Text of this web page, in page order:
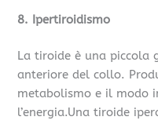
8. Ipertiroidismo
La tiroide è una piccola
anteriore del collo.
metabolismo e il modo
l’energia.Una tiroide